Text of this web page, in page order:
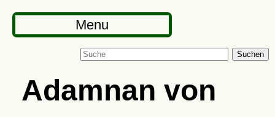
Menu
Suchen
Adamnan von